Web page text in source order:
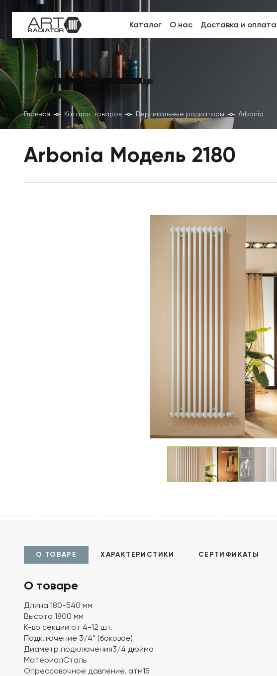
Каталог О нас Доставка и оплата
Главная Каталог товаров Вертикальные радиаторы Arbonia
Arbonia Модель 2180
О ТОВАРЕ ХАРАКТЕРИСТИКИ СЕРТИФИКАТЫ
О товаре
Длина 180-540 мм
Высота 1800 мм
К-во секций от 4-12 шт.
Подключение 3/4'' (боковое)
Диаметр подключения3/4 дюйма
МатериалСталь
Опрессовочное давление, атм15